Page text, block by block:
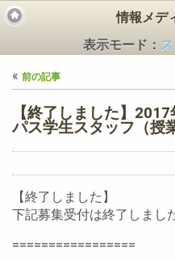
情報メデ
表示モード：
« 前の記事
【終了しました】
パス学生スタッフ（授
【終了しました】
下記募集受付は終了しまし
=================